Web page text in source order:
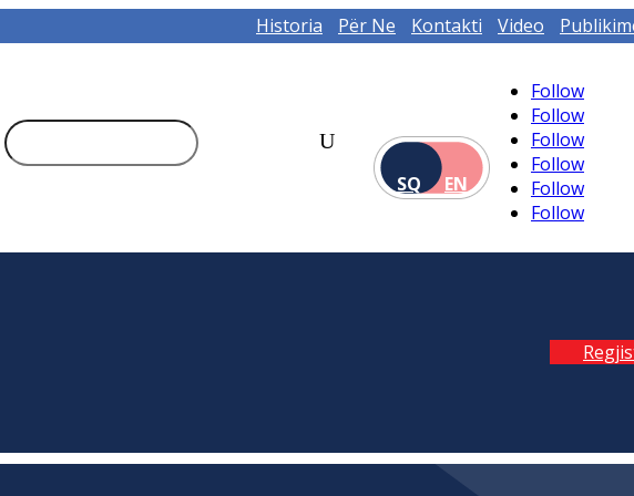
Historia Për Ne Kontakti Video
SQ
EN
Follow
Follow
Follow
Follow
Follow
Follow